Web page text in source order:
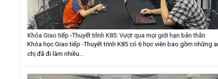
Khóa Giao tiếp -Thuyết trình K85: Vượt qua mọi giới hạn bản thân
Khóa học Giao tiếp -Thuyết trình K85 có 6 học viên bao gồm những
chị đã đi làm nhiều...